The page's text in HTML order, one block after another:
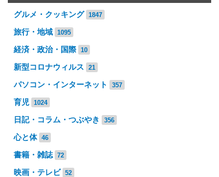
グルメ・クッキング 1847
旅行・地域 1095
経済・政治・国際 10
新型コロナウィルス 21
パソコン・インターネット 357
育児 1024
日記・コラム・つぶやき 356
心と体 46
書籍・雑誌 72
映画・テレビ 52